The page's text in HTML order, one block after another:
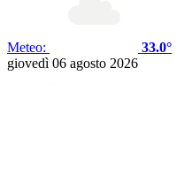
Meteo:
33.0°
giovedì 06 agosto 2026